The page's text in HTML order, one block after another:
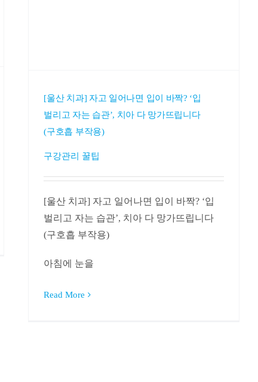
[울산 치과] 자고 일어나면 입이 바짝? ‘입
벌리고 자는 습관’, 치아 다 망가뜨립니다
(구호흡 부작용)
구강관리 꿀팁
[울산 치과] 자고 일어나면 입이 바짝? ‘입
벌리고 자는 습관’, 치아 다 망가뜨립니다
(구호흡 부작용)
아침에 눈을
Read More